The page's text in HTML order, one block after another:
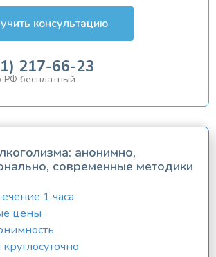
консультацию
217-66-23
РФ бесплатный
анонимно,
современные методики
1 часа
цены